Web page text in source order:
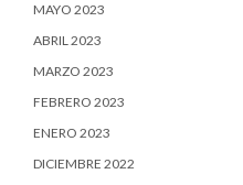
MAYO 2023
ABRIL 2023
MARZO 2023
FEBRERO 2023
ENERO 2023
DICIEMBRE 2022